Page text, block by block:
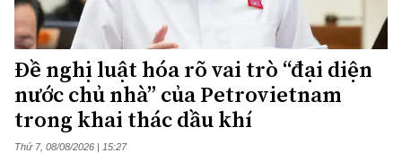
Đề nghị luật hóa rõ vai trò “đại diện
nước chủ nhà” của Petrovietnam
trong khai thác dầu khí
Thứ 7, 08/08/2026 | 15:27